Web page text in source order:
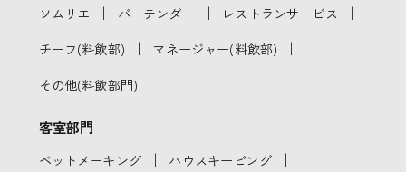
ソムリエ ｜ バーテンダー ｜ レストランサービス ｜
チーフ(料飲部) ｜ マネージャー(料飲部) ｜
その他(料飲部門)
客室部門
ベットメーキング ｜ ハウスキーピング ｜